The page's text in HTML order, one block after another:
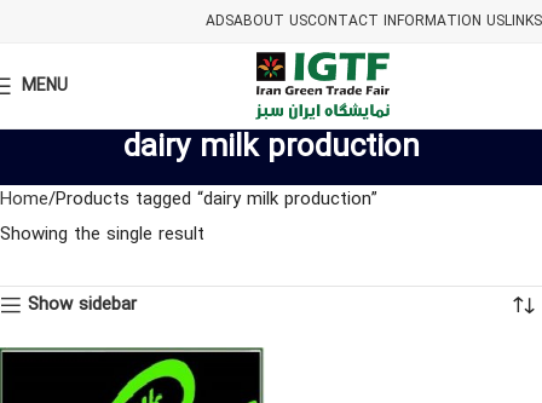
ADSABOUT USCONTACT INFORMATION USLINKS
MENU
dairy milk production
Home Products tagged “dairy milk production”
Showing the single result
Show sidebar